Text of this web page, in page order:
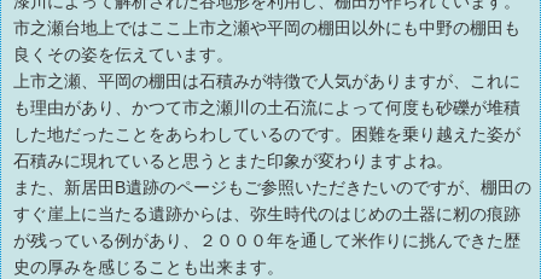
市之瀬台地上ではここ上市之瀬や平岡の棚田以外にも中野の棚田も
良くその姿を伝えています。
上市之瀬、平岡の棚田は石積みが特徴で人気がありますが、これに
も理由があり、かつて市之瀬川の土石流によって何度も砂礫が堆積
した地だったことをあらわしているのです。困難を乗り越えた姿が
石積みに現れていると思うとまた印象が変わりますよね。
また、新居田B遺跡のページもご参照いただきたいのですが、棚田の
すぐ崖上に当たる遺跡からは、弥生時代のはじめの土器に籾の痕跡
が残っている例があり、２０００年を通して米作りに挑んできた歴
史の厚みを感じることも出来ます。